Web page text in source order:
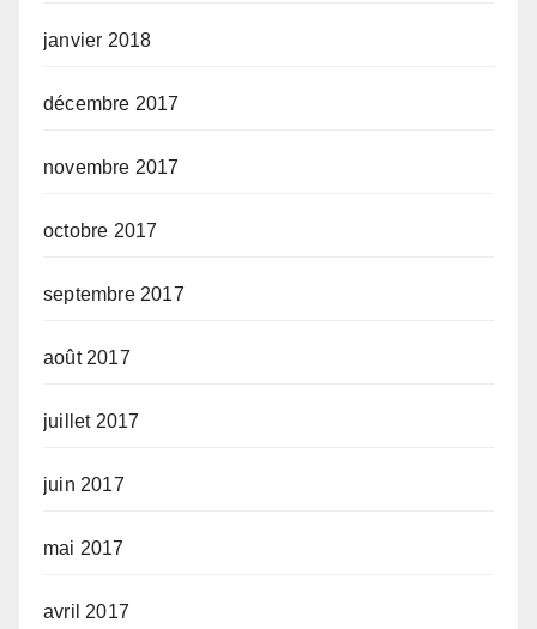
janvier 2018
décembre 2017
novembre 2017
octobre 2017
septembre 2017
août 2017
juillet 2017
juin 2017
mai 2017
avril 2017